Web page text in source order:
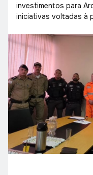
investimentos para
iniciativas voltadas à